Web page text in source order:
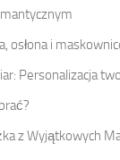
osłona i
Personalizacja
z Wyjątkowych